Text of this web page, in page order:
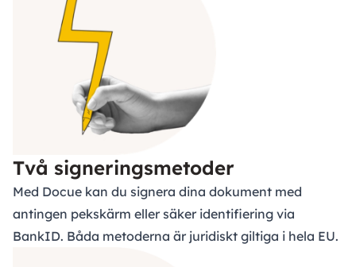
Två signeringsmetoder
Med Docue kan du signera dina dokument med
antingen pekskärm eller säker identifiering via
BankID. Båda metoderna är juridiskt giltiga i hela EU.